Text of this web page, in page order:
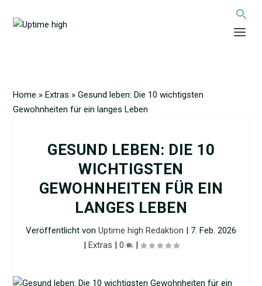
Home » Extras » Gesund leben: Die 10 wichtigsten
Gewohnheiten für ein langes Leben
GESUND LEBEN: DIE 10
WICHTIGSTEN
GEWOHNHEITEN FÜR EIN
LANGES LEBEN
Veröffentlicht von Uptime high Redaktion | 7. Feb. 2026
| Extras | 0 |